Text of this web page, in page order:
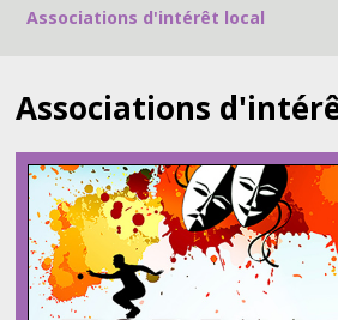
Associations d'intérêt local
Associations